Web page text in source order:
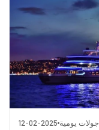
12-02-2025 جولات يومية